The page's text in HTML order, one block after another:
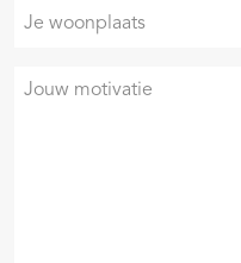
MM
Je
woonplaats
Je